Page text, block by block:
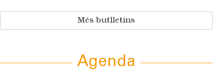
Més butlletins
Agenda